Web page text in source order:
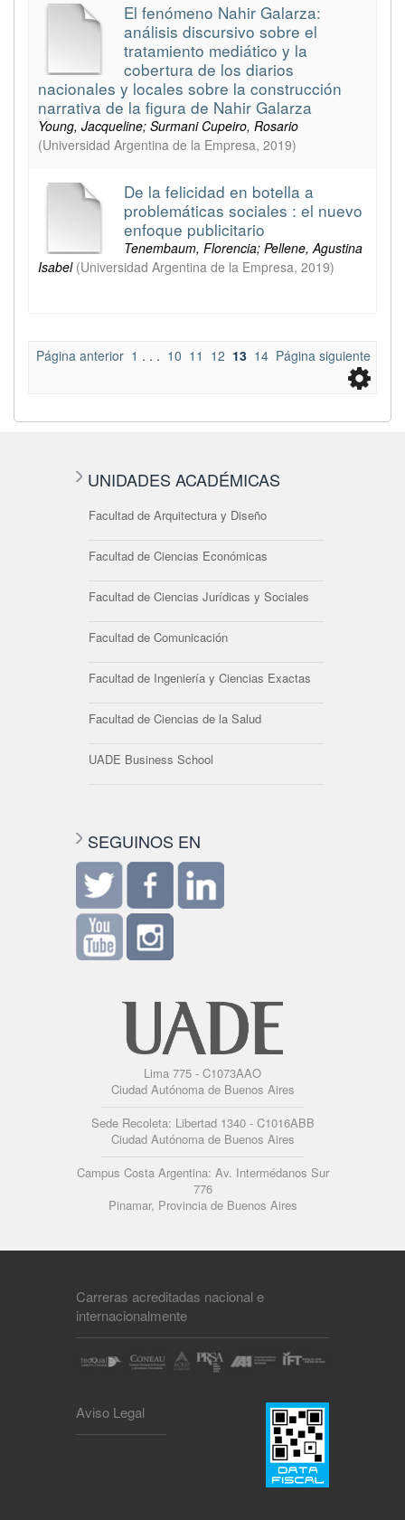
El fenómeno Nahir Galarza:
análisis discursivo sobre el
tratamiento mediático y la
cobertura de los diarios
nacionales y locales sobre la construcción
narrativa de la figura de Nahir Galarza
Young, Jacqueline; Surmani Cupeiro, Rosario
(Universidad Argentina de la Empresa, 2019)
De la felicidad en botella a
problemáticas sociales : el nuevo
enfoque publicitario
Tenembaum, Florencia; Pellene, Agustina
Isabel (Universidad Argentina de la Empresa, 2019)
Página anterior 1 . . . 10 11 12 13 14 Página siguiente
UNIDADES ACADÉMICAS
Facultad de Arquitectura y Diseño
Facultad de Ciencias Económicas
Facultad de Ciencias Jurídicas y Sociales
Facultad de Comunicación
Facultad de Ingeniería y Ciencias Exactas
Facultad de Ciencias de la Salud
UADE Business School
SEGUINOS EN
Lima 775 - C1073AAO
Ciudad Autónoma de Buenos Aires
Sede Recoleta: Libertad 1340 - C1016ABB
Ciudad Autónoma de Buenos Aires
Campus Costa Argentina: Av. Intermédanos Sur
776
Pinamar, Provincia de Buenos Aires
Carreras acreditadas nacional e
internacionalmente
Aviso Legal